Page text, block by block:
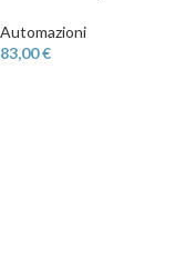
Automazioni
83,00€